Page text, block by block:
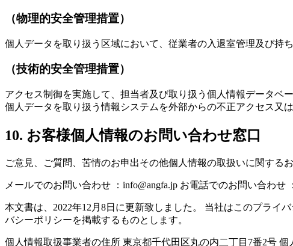
（物理的安全管理措置）
個人データを取り扱う区域において、従業者の入退室管理及び持
（技術的安全管理措置）
アクセス制御を実施して、担当者及び取り扱う個人情報データベ
個人データを取り扱う情報システムを外部からの不正アクセス又
10. お客様個人情報のお問い合わせ窓口
ご意見、ご質問、苦情のお申出その他個人情報の取扱いに関する
メールでのお問い合わせ ：info@angfa.jp お電話でのお問い合わせ
本文書は、2022年12月8日に更新致しました。 当社はこのプライ
バシーポリシーを掲載するものとします。
個人情報取扱事業者の住所 東京都千代田区丸の内二丁目7番2号